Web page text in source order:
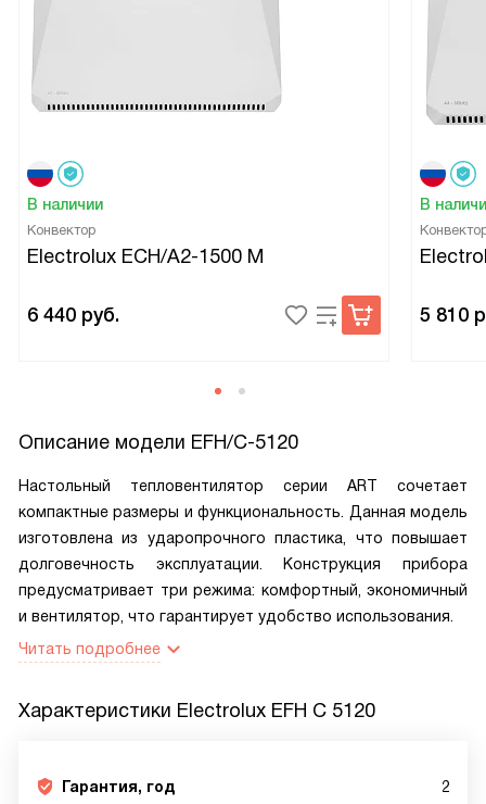
В наличии
Конвектор
Electrolux ECH/A2-1500 M
6 440 руб.
В
5 810
Описание модели EFH/C-5120
Настольный тепловентилятор серии ART сочетает
компактные размеры и функциональность. Данная модель
изготовлена из ударопрочного пластика, что повышает
долговечность эксплуатации. Конструкция прибора
предусматривает три режима: комфортный, экономичный
и вентилятор, что гарантирует удобство использования.
Читать подробнее
Характеристики Electrolux EFH C 5120
Гарантия, год 2